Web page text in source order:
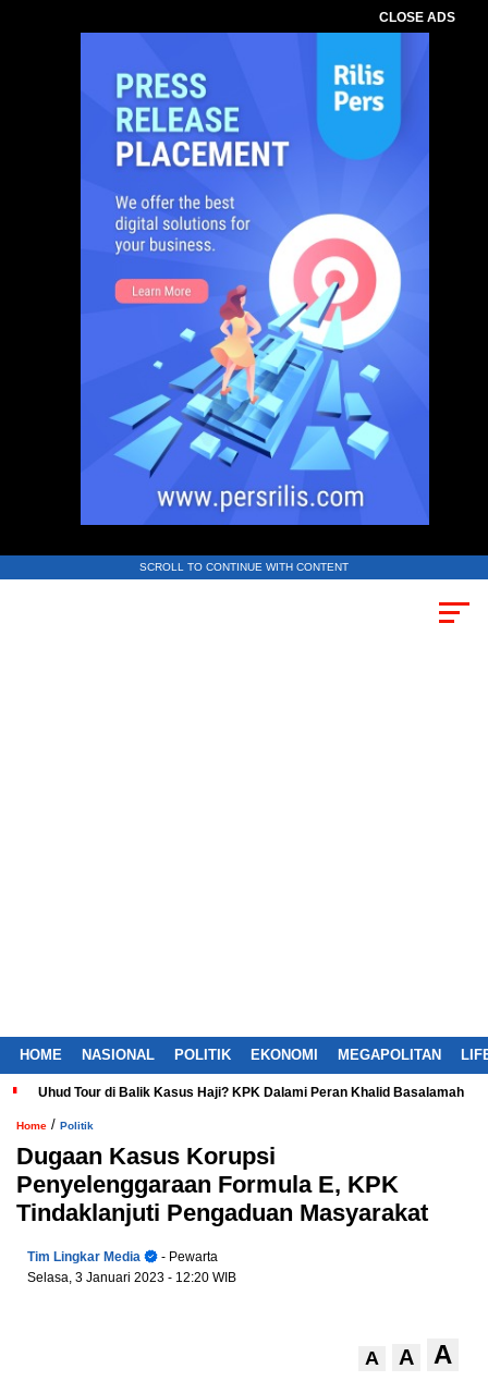
CLOSE ADS
SCROLL TO CONTINUE WITH CONTENT
HOME NASIONAL POLITIK EKONOMI MEGAPOLITAN
Uhud Tour di Balik Kasus Haji? KPK Dalami Peran Khalid Basalamah
Home / Politik
Dugaan Kasus Korupsi
Penyelenggaraan Formula E, KPK
Tindaklanjuti Pengaduan Masyarakat
Tim Lingkar Media
- Pewarta
Selasa, 3 Januari 2023 - 12:20 WIB
A A A